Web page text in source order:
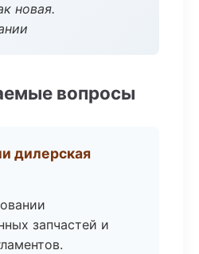
новая.
вопросы
дилерская
запчастей и